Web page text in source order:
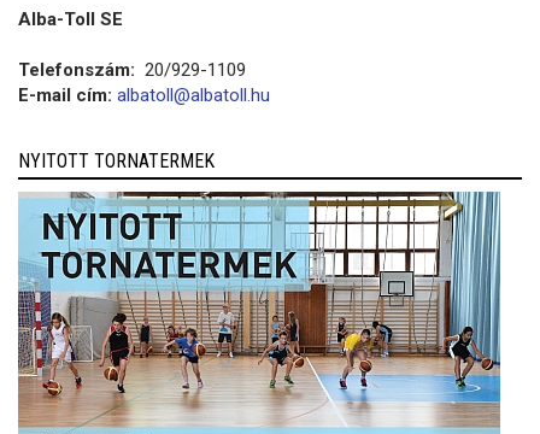
Alba-Toll SE
Telefonszám: 20/929-1109
E-mail cím: albatoll@albatoll.hu
NYITOTT TORNATERMEK